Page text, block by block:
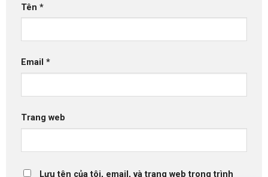
Tên *
Email *
Trang web
Lưu tên của tôi, email, và trang web trong trình